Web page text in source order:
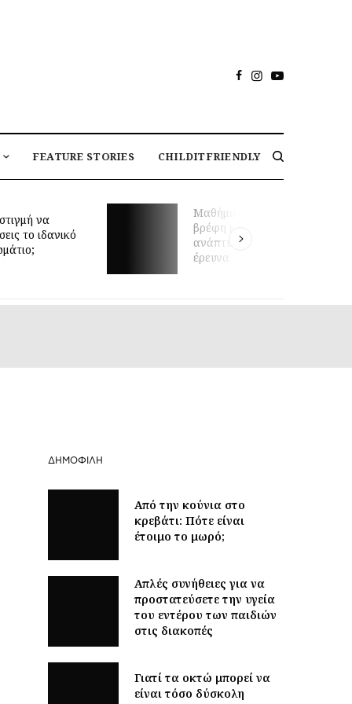
FEATURE STORIES CHILDITFRIENDLY
να
το ιδανικό
Μαθήματα κολύμβησης για
βρέφη και πρώιμη κινητική
ανάπτυξη: τι δείχνει νέα
έρευνα
ΔΗΜΟΦΙΛΉ
Από την κούνια στο
κρεβάτι: Πότε είναι
έτοιμο το μωρό;
Απλές συνήθειες για να
προστατεύσετε την υγεία
του εντέρου των παιδιών
στις διακοπές
Γιατί τα οκτώ μπορεί να
είναι τόσο δύσκολη